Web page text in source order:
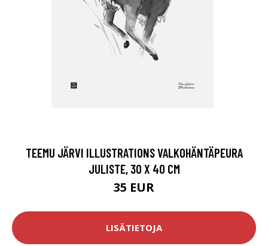
TEEMU JÄRVI ILLUSTRATIONS VALKOHÄNTÄPEURA
JULISTE, 30 X 40 CM
35 EUR
LISÄTIETOJA